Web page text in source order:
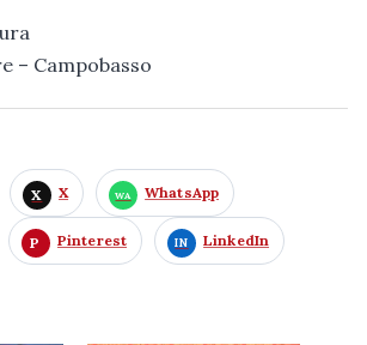
– Campobasso
X WhatsApp
Pinterest LinkedIn